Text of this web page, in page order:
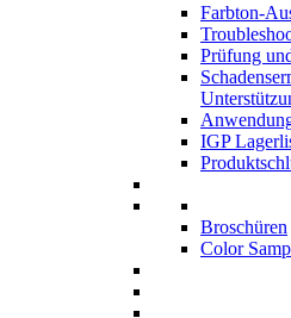
Farbton-
Prüfung
IGP
Broschüren
Color